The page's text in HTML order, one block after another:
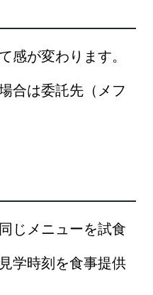
が変わります。
合は委託先（メフ
じメニューを試食
学時刻を食事提供